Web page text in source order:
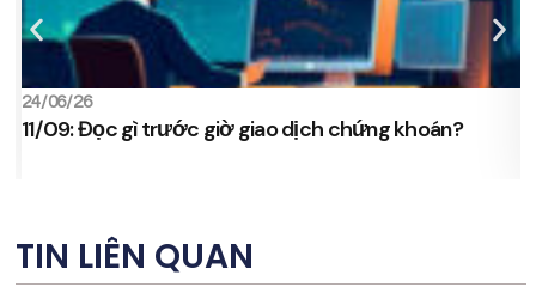
24/06/26
11/09: Đọc gì trước giờ giao dịch chứng khoán?
TIN LIÊN QUAN